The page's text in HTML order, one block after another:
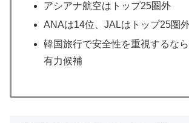
アシアナ航空はトップ25圏外
ANAは14位、JALはトップ25圏
韓国旅行で安全性を重視するな
有力候補